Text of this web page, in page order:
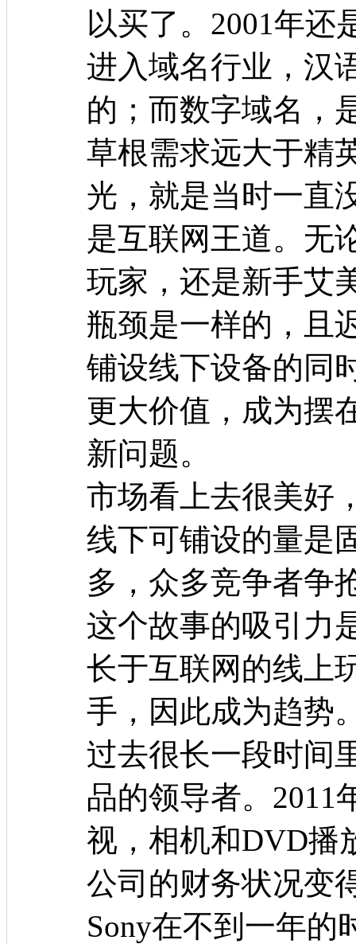
以买了。2001年还
进入域名行业，汉
的；而数字域名，
草根需求远大于精
光，就是当时一直
是互联网王道。无
玩家，还是新手艾
瓶颈是一样的，且
铺设线下设备的同
更大价值，成为摆
新问题。
市场看上去很美好
线下可铺设的量是
多，众多竞争者争
这个故事的吸引力
长于互联网的线上
手，因此成为趋势
过去很长一段时间
品的领导者。2011
视，相机和DVD播
公司的财务状况变
Sony在不到一年的